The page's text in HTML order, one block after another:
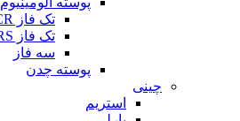
تک فاز CR
تک فاز CRS یا کلاچ دار
سه فاز
پوسته چدن
چینی
استریم